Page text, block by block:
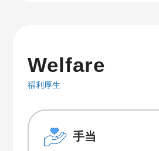
Welfare
福利厚生
手当